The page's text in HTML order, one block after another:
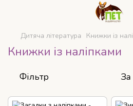
Дитяча література Книжки із
Книжки із наліпками
Фільтр За